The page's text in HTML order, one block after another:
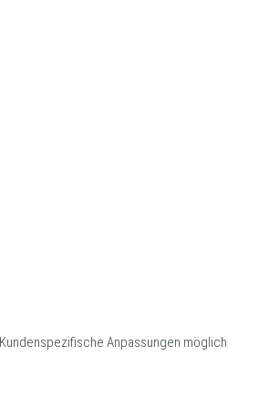
Anpassungen möglich